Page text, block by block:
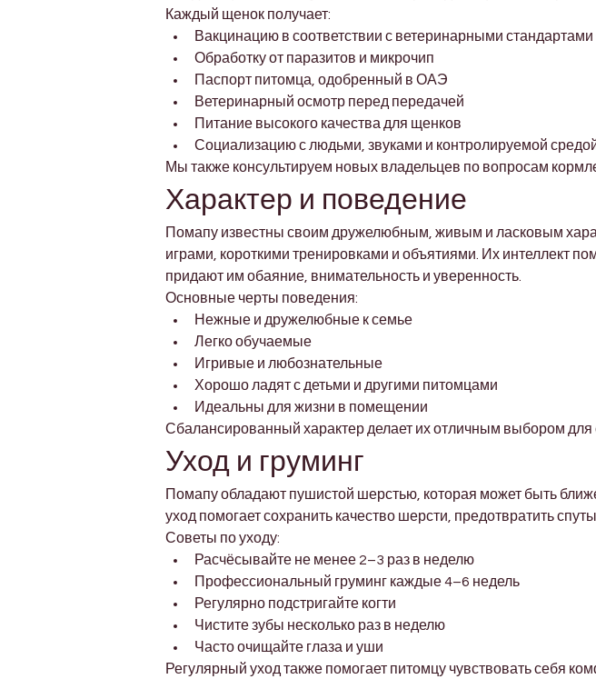
Каждый щенок получает:
Вакцинацию в соответствии с ветеринарными
Обработку от паразитов и микрочип
Паспорт питомца, одобренный в ОАЭ
Ветеринарный осмотр перед передачей
Питание высокого качества для щенков
Социализацию с людьми, звуками и контролируемой
Мы также консультируем новых владельцев по вопросам
Характер и поведение
Помапу известны своим дружелюбным, живым и ласковым
играми, короткими тренировками и объятиями. Их интеллект
придают им обаяние, внимательность и уверенность.
Основные черты поведения:
Нежные и дружелюбные к семье
Легко обучаемые
Игривые и любознательные
Хорошо ладят с детьми и другими питомцами
Идеальны для жизни в помещении
Сбалансированный характер делает их отличным выбором
Уход и груминг
Помапу обладают пушистой шерстью, которая может быть
уход помогает сохранить качество шерсти, предотвратить
Советы по уходу:
Расчёсывайте не менее 2–3 раз в неделю
Профессиональный груминг каждые 4–6 недель
Регулярно подстригайте когти
Чистите зубы несколько раз в неделю
Часто очищайте глаза и уши
Регулярный уход также помогает питомцу чувствовать себя